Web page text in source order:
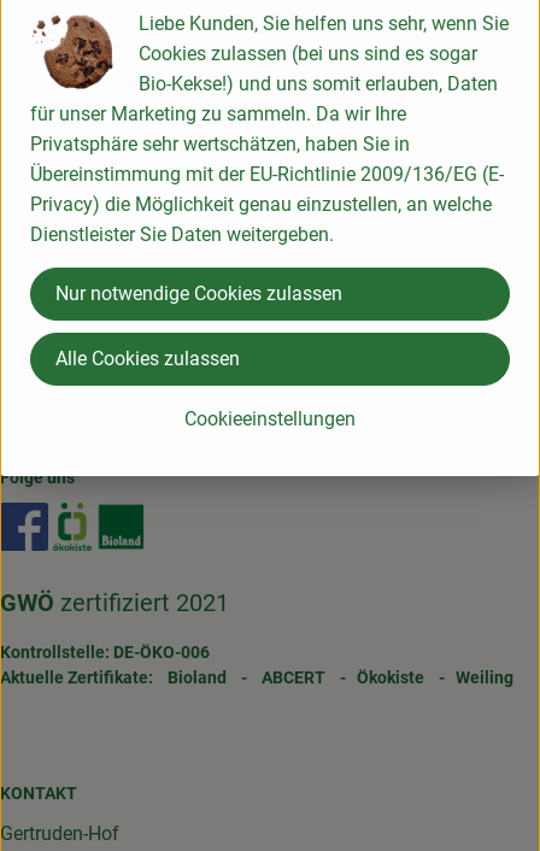
Produktinformationen
Herkunft
Hersteller: OHL
aus der Region
Klimaneutral seit 2019
-> hier geht's zum Kompensationsnachweis
Folge uns
Externer Link zu https://www.facebook.com/
GWÖ zertifiziert 2021
Kontrollstelle: DE-ÖKO-006
Aktuelle Zertifikate: Bioland - ABCERT - Ökokiste - Weiling
KONTAKT
Gertruden-Hof
Liebe Kunden, Sie helfen uns sehr, wenn Sie
Cookies zulassen (bei uns sind es sogar
Bio-Kekse!) und uns somit erlauben, Daten
für unser Marketing zu sammeln. Da wir Ihre
Privatsphäre sehr wertschätzen, haben Sie in
Übereinstimmung mit der EU-Richtlinie 2009/136/EG (E-
Privacy) die Möglichkeit genau einzustellen, an welche
Dienstleister Sie Daten weitergeben.
Cookieeinstellungen
Nur notwendige Cookies zulassen
Alle Cookies zulassen